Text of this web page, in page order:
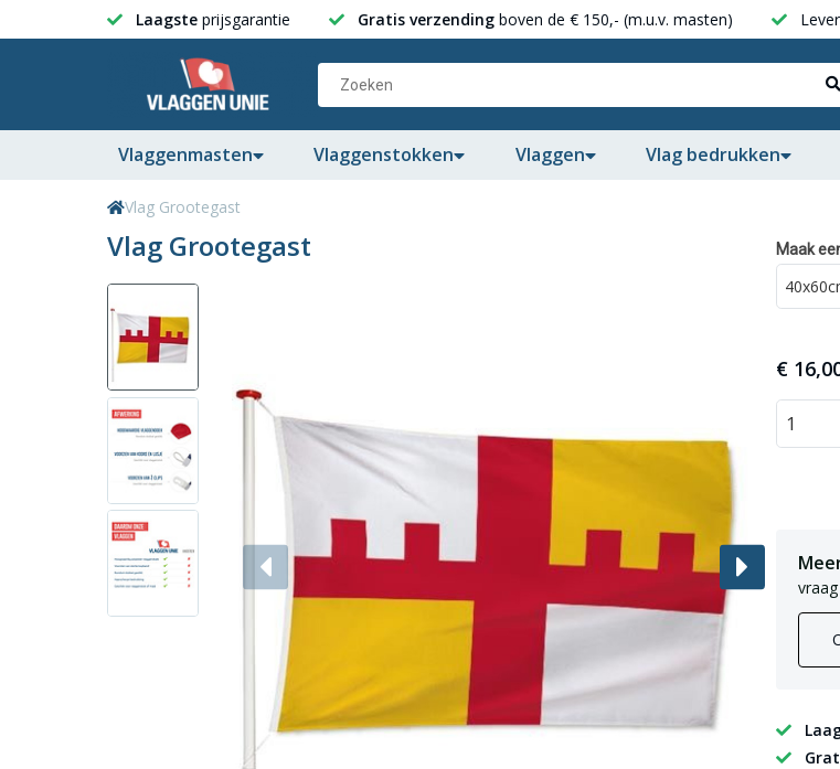
Laagste prijsgarantie Gratis verzending boven de € 150,- (m.u.v. masten)
Vlaggenmasten Vlaggenstokken Vlaggen Vlag bedrukken
Vlag Grootegast
Vlag Grootegast Maak
€